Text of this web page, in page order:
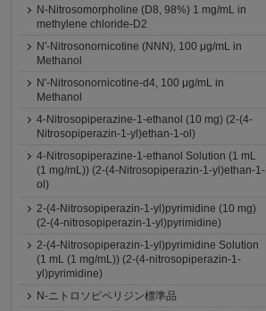
N-Nitrosomorpholine (D8, 98%) 1 mg/mL in
methylene chloride-D2
N'-Nitrosonornicotine (NNN), 100 μg/mL in
Methanol
N'-Nitrosonornicotine-d4, 100 μg/mL in
Methanol
4-Nitrosopiperazine-1-ethanol (10 mg) (2-(4-
Nitrosopiperazin-1-yl)ethan-1-ol)
4-Nitrosopiperazine-1-ethanol Solution (1 mL
(1 mg/mL)) (2-(4-Nitrosopiperazin-1-yl)ethan-1-
ol)
2-(4-Nitrosopiperazin-1-yl)pyrimidine (10 mg)
(2-(4-nitrosopiperazin-1-yl)pyrimidine)
2-(4-Nitrosopiperazin-1-yl)pyrimidine Solution
(1 mL (1 mg/mL)) (2-(4-nitrosopiperazin-1-
yl)pyrimidine)
N-ニトロソピペリジン標準品